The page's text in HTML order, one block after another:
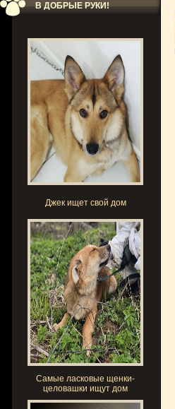
В ДОБРЫЕ РУКИ!
Джек ищет свой дом
Самые ласковые щенки-
целовашки ищут дом